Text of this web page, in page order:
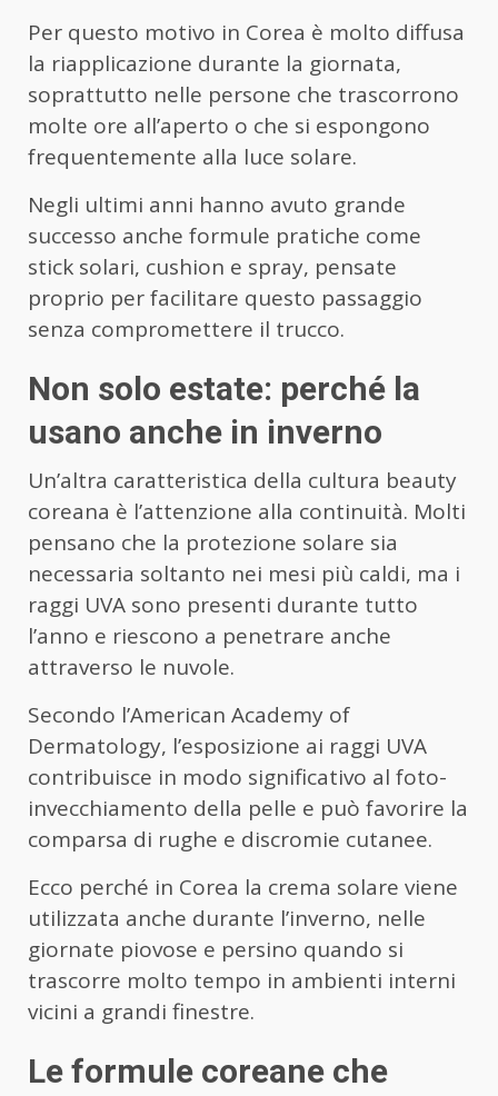
Per questo motivo in Corea è molto diffusa
la riapplicazione durante la giornata,
soprattutto nelle persone che trascorrono
molte ore all’aperto o che si espongono
frequentemente alla luce solare.
Negli ultimi anni hanno avuto grande
successo anche formule pratiche come
stick solari, cushion e spray, pensate
proprio per facilitare questo passaggio
senza compromettere il trucco.
Non solo estate: perché la
usano anche in inverno
Un’altra caratteristica della cultura beauty
coreana è l’attenzione alla continuità. Molti
pensano che la protezione solare sia
necessaria soltanto nei mesi più caldi, ma i
raggi UVA sono presenti durante tutto
l’anno e riescono a penetrare anche
attraverso le nuvole.
Secondo l’American Academy of
Dermatology, l’esposizione ai raggi UVA
contribuisce in modo significativo al foto-
invecchiamento della pelle e può favorire la
comparsa di rughe e discromie cutanee.
Ecco perché in Corea la crema solare viene
utilizzata anche durante l’inverno, nelle
giornate piovose e persino quando si
trascorre molto tempo in ambienti interni
vicini a grandi finestre.
Le formule coreane che